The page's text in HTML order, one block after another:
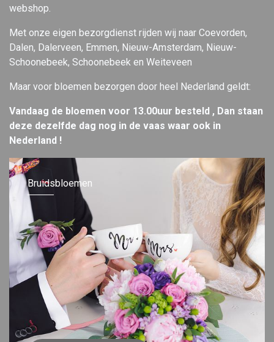
webshop.
Met onze eigen bezorgdienst rijden wij naar Coevorden,
Dalen, Dalerveen, Emmen, Nieuw-Amsterdam, Nieuw-
Schoonebeek, Schoonebeek en Weiteveen
Maar voor bloemen bezorgen door heel Nederland geldt:
Vandaag de bloemen voor 13.00uur besteld , Dan staan
deze dezelfde dag nog in de vaas waar ook in
Nederland !
Bruidsbloemen